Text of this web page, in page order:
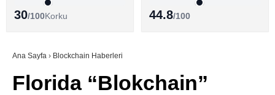
Youtube
ALTCOİN HABERLERİ
SÖZLÜK
30/100Korku 44.8/100
Ana Sayfa › Blockchain Haberleri
Florida “Blokchain”